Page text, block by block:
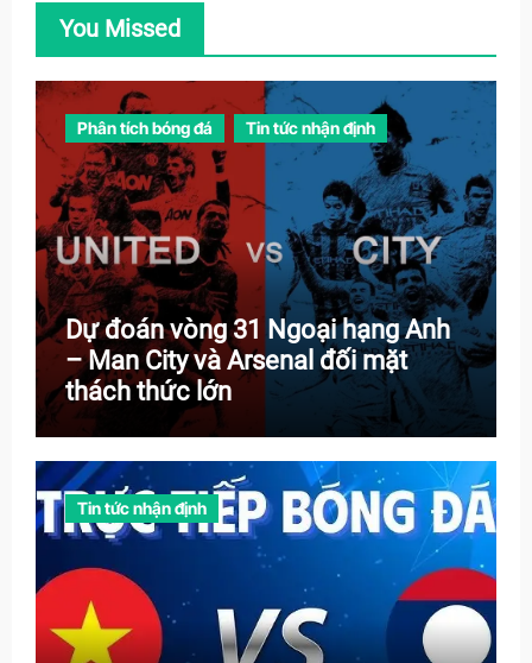
You Missed
Phân tích bóng đá Tin tức nhận định
Dự đoán vòng 31 Ngoại hạng Anh
– Man City và Arsenal đối mặt
thách thức lớn
Tin tức nhận định